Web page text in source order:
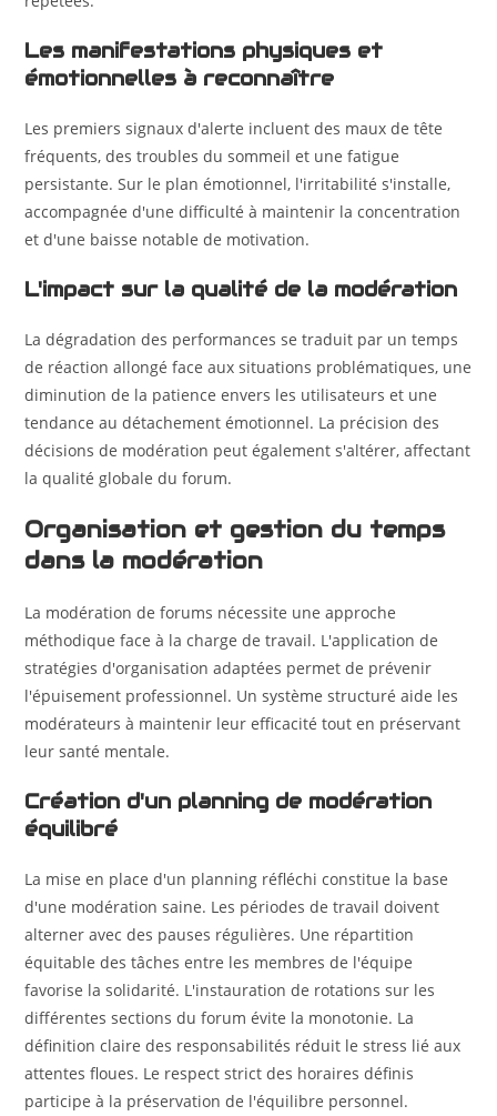
Les manifestations physiques et
émotionnelles à reconnaître
Les premiers signaux d'alerte incluent des maux de tête
fréquents, des troubles du sommeil et une fatigue
persistante. Sur le plan émotionnel, l'irritabilité s'installe,
accompagnée d'une difficulté à maintenir la concentration
et d'une baisse notable de motivation.
L'impact sur la qualité de la modération
La dégradation des performances se traduit par un temps
de réaction allongé face aux situations problématiques, une
diminution de la patience envers les utilisateurs et une
tendance au détachement émotionnel. La précision des
décisions de modération peut également s'altérer, affectant
la qualité globale du forum.
Organisation et gestion du temps
dans la modération
La modération de forums nécessite une approche
méthodique face à la charge de travail. L'application de
stratégies d'organisation adaptées permet de prévenir
l'épuisement professionnel. Un système structuré aide les
modérateurs à maintenir leur efficacité tout en préservant
leur santé mentale.
Création d'un planning de modération
équilibré
La mise en place d'un planning réfléchi constitue la base
d'une modération saine. Les périodes de travail doivent
alterner avec des pauses régulières. Une répartition
équitable des tâches entre les membres de l'équipe
favorise la solidarité. L'instauration de rotations sur les
différentes sections du forum évite la monotonie. La
définition claire des responsabilités réduit le stress lié aux
attentes floues. Le respect strict des horaires définis
participe à la préservation de l'équilibre personnel.